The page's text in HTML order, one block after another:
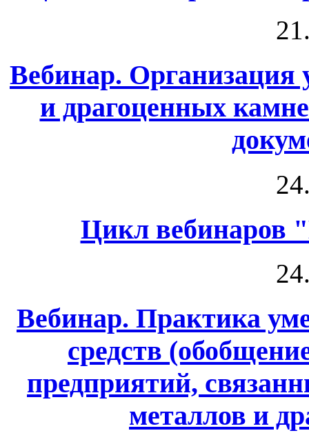
Вебинар. Организация
и драгоценных
Цикл вебинаров
Вебинар. Практика
средств
предприятий,
металлов и